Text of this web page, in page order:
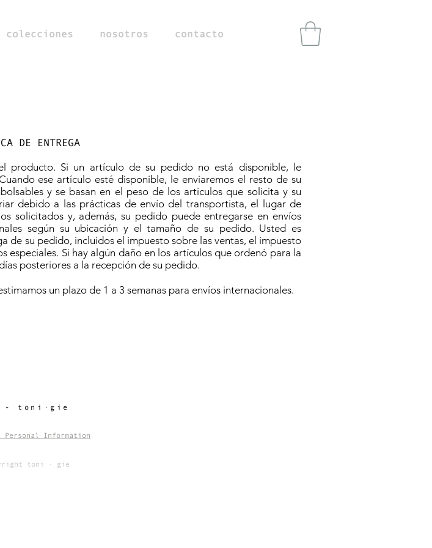
colecciones nosotros contacto
DE ENTREGA
producto. Si un artículo de su pedido no está disponible, le
ese artículo esté disponible, le enviaremos el resto de su
y se basan en el peso de los artículos que solicita y su
debido a las prácticas de envío del transportista, el lugar de
solicitados y, además, su pedido puede entregarse en envíos
según su ubicación y el tamaño de su pedido. Usted es
de su pedido, incluidos el impuesto sobre las ventas, el impuesto
especiales. Si hay algún daño en los artículos que ordenó para la
posteriores a la recepción de su pedido.
un plazo de 1 a 3 semanas para envíos internacionales.
- toni·gie
Personal Information
toni · gie